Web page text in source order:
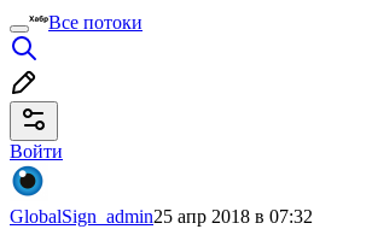
Все потоки
Войти
GlobalSign_admin25 апр 2018 в 07:32